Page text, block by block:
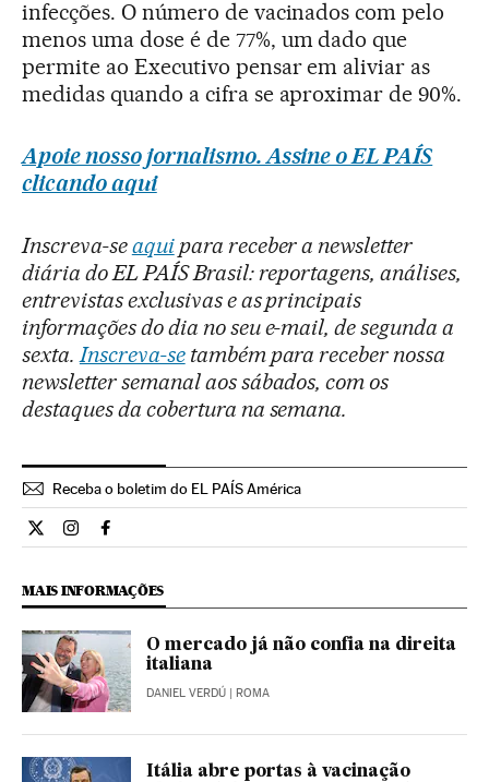
infecções. O número de vacinados com pelo
menos uma dose é de 77%, um dado que
permite ao Executivo pensar em aliviar as
medidas quando a cifra se aproximar de 90%.
Apoie nosso jornalismo. Assine o EL PAÍS
clicando aqui
Inscreva-seaquipara receber a newsletter
diária do EL PAÍS Brasil: reportagens, análises,
entrevistas exclusivas e as principais
informações do dia no seu e-mail, de segunda a
sexta.Inscreva-setambém para receber nossa
newsletter semanal aos sábados, com os
destaques da cobertura na semana.
Receba o boletim do EL PAÍS América
Internacional El País Brasil en Twitter
Internacional El País Brasil en Instagram
Internacional El País Brasil en Facebook
MAIS INFORMAÇÕES
O mercado já não confia na direita
italiana
DANIEL VERDÚ | ROMA
Itália abre portas à vacinação